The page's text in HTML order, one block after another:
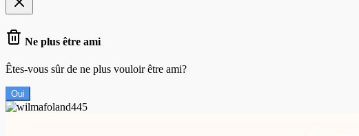
Ne plus être ami
Êtes-vous sûr de ne plus vouloir être ami?
Oui